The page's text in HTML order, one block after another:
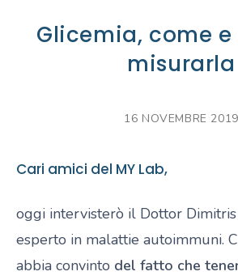
Glicemia, come
misurarla
16 NOVEMBRE 2019
Cari amici del MY Lab,
oggi intervisterò il Dottor Dimitris
esperto in malattie autoimmuni.
abbia convinto del fatto che